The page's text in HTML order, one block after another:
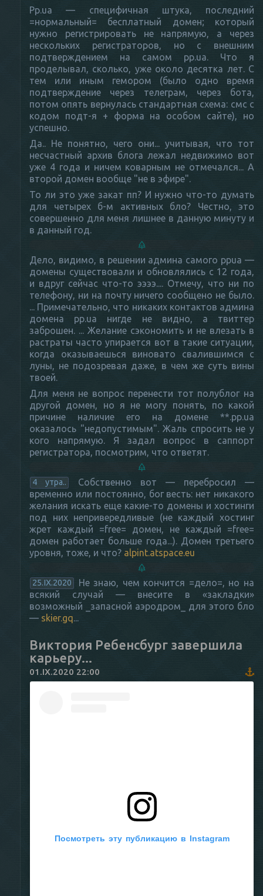
Pp.ua — специфичная штука, последний
=нормальный= бесплатный домен; который
нужно регистрировать не напрямую, а через
нескольких регистраторов, но с внешним
подтверждением на самом pp.ua. Что я
проделывал, сколько, уже около десятка лет. С
тем или иным гемором (было одно время
подтверждение через телеграм, через бота,
потом опять вернулась стандартная схема: смс с
кодом подт-я + форма на особом сайте), но
успешно.
Да.. Не понятно, чего они... учитывая, что тот
несчастный архив блога лежал недвижимо вот
уже 4 года и ничем коварным не отмечался... А
второй домен вообще "не в эфире".
То ли это уже закат пп? И нужно что-то думать
для четырех б-м активных бло? Честно, это
совершенно для меня лишнее в данную минуту и
в данный год.
Дело, видимо, в решении админа самого ppua —
домены существовали и обновлялись с 12 года,
и вдруг сейчас что-то ээээ.... Отмечу, что ни по
телефону, ни на почту ничего сообщено не было.
... Примечательно, что никаких контактов админа
домена pp.ua нигде не видно, а твиттер
заброшен. ... Желание сэкономить и не влезать в
растраты часто упирается вот в такие ситуации,
когда оказываешься виновато свалившимся с
луны, не подозревая даже, в чем же суть вины
твоей.
Для меня не вопрос перенести тот полублог на
другой домен, но я не могу понять, по какой
причине наличие его на домене **.pp.ua
оказалось "недопустимым". Жаль спросить не у
кого напрямую. Я задал вопрос в саппорт
регистратора, посмотрим, что ответят.
4 утра..
Собственно вот — перебросил —
временно или постоянно, бог весть: нет никакого
желания искать еще какие-то домены и хостинги
под них непривередливые (не каждый хостинг
жрет каждый =free= домен, не каждый =free=
домен работает больше года...). Домен третьего
уровня, тоже, и что? alpint.atspace.eu
25.IX.2020
Не знаю, чем кончится =дело=, но на
всякий случай — внесите в «закладки»
возможный _запасной аэродром_ для этого бло
— skier.gq
Виктория Ребенсбург завершила
карьеру...
01.IX.2020 22:00
Посмотреть эту публикацию в Instagram